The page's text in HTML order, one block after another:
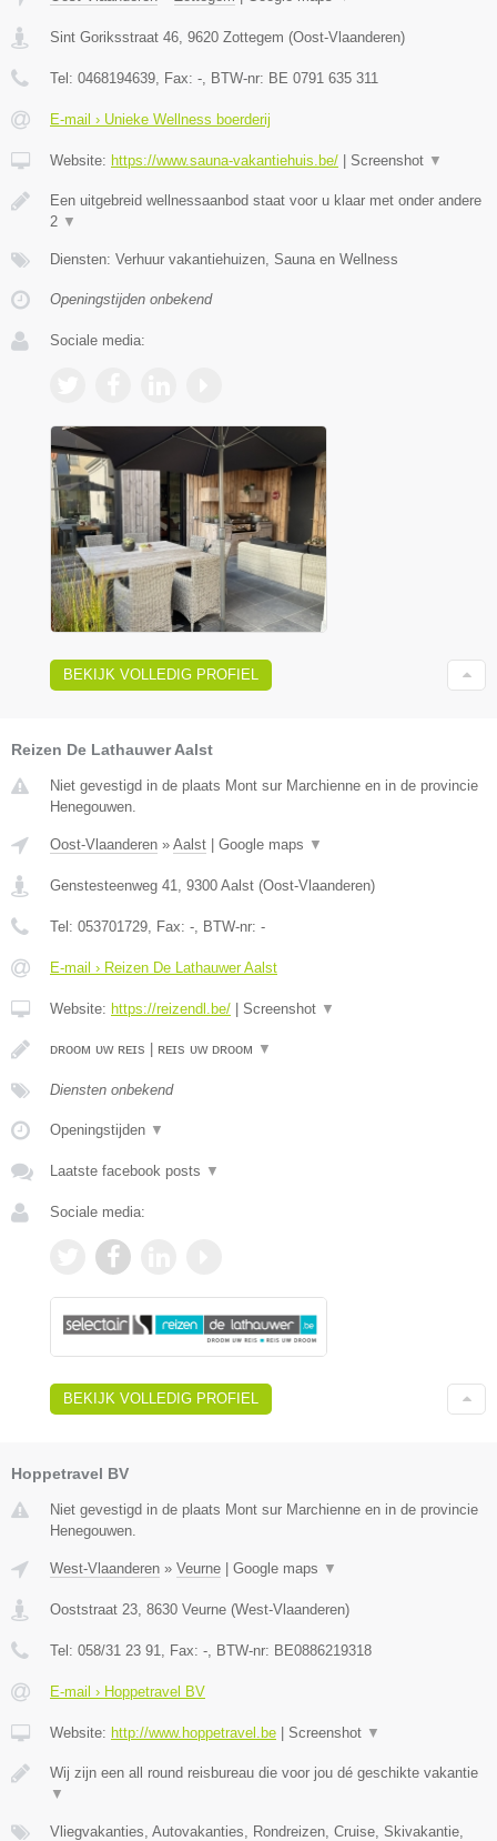
Sint Goriksstraat 46 9620 Zottegem (Oost-Vlaanderen)
Tel: 0468194639 , Fax: - , BTW-nr: BE 0791 635 311
E-mail › Unieke Wellness boerderij
Website: https://www.sauna-vakantiehuis.be/ | Screenshot ▼
Een uitgebreid wellnessaanbod staat voor u klaar met onder andere
2 ▼
Diensten: Verhuur vakantiehuizen, Sauna en Wellness
Openingstijden onbekend
Sociale media:
BEKIJK VOLLEDIG PROFIEL
Reizen De Lathauwer Aalst
Niet gevestigd in de plaats Mont sur Marchienne en in de provincie
Henegouwen.
Oost-Vlaanderen » Aalst Google maps ▼
Genstesteenweg 41, 9300 Aalst (Oost-Vlaanderen)
Tel: 053701729, Fax: -, BTW-nr: -
E-mail › Reizen De Lathauwer Aalst
Website: https://reizendl.be/ Screenshot ▼
ᴅʀᴏᴏᴍ ᴜᴡ ʀᴇɪs | ʀᴇɪs ᴜᴡ ᴅʀᴏᴏᴍ ▼
Diensten onbekend
Openingstijden ▼
Laatste facebook posts ▼
Sociale media:
BEKIJK VOLLEDIG PROFIEL
Hoppetravel BV
Niet gevestigd in de plaats Mont sur Marchienne en in de provincie
Henegouwen.
West-Vlaanderen » Veurne | Google maps ▼
Ooststraat 23 8630 Veurne (West-Vlaanderen)
Tel: 058/31 23 91 , Fax: - , BTW-nr: BE0886219318
E-mail › Hoppetravel BV
Website: http://www.hoppetravel.be | Screenshot ▼
Wij zijn een all round reisbureau die voor jou dé geschikte vakantie
▼
Vliegvakanties, Autovakanties, Rondreizen, Cruise, Skivakantie,